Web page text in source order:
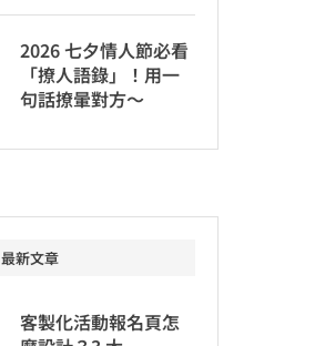
2026 七夕情人節必看
「撩人語錄」！用一
句話撩暈對方～
最新文章
客製化活動報名頁怎